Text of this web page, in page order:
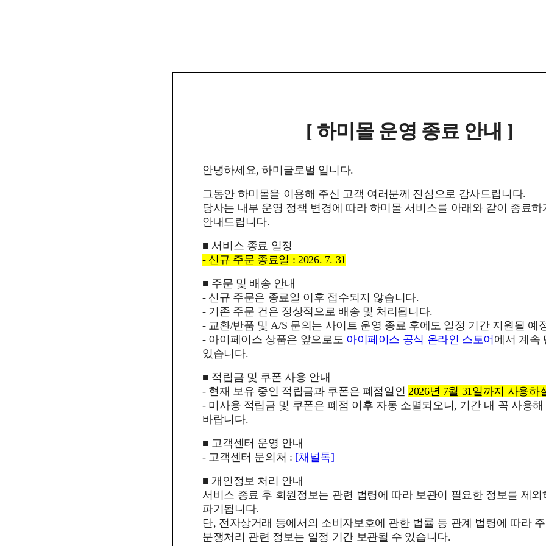
[ 하미몰 운영 종료 안내 ]
안녕하세요, 하미글로벌 입니다.
그동안 하미몰을 이용해 주신 고객 여러분께 진심으로 감사드립니다.
당사는 내부 운영 정책 변경에 따라 하미몰 서비스를 아래와 같이 종료하
안내드립니다.
■ 서비스 종료 일정
- 신규 주문 종료일 : 2026. 7. 31
■ 주문 및 배송 안내
- 신규 주문은 종료일 이후 접수되지 않습니다.
- 기존 주문 건은 정상적으로 배송 및 처리됩니다.
- 교환/반품 및 A/S 문의는 사이트 운영 종료 후에도 일정 기간 지원될 예
- 아이페이스 상품은 앞으로도 아이페이스 공식 온라인 스토어 에서 계속
있습니다.
■ 적립금 및 쿠폰 사용 안내
- 현재 보유 중인 적립금과 쿠폰은 폐점일인 2026년 7월 31일까지 사용하
- 미사용 적립금 및 쿠폰은 폐점 이후 자동 소멸되오니, 기간 내 꼭 사용해
바랍니다.
■ 고객센터 운영 안내
- 고객센터 문의처 : [채널톡]
■ 개인정보 처리 안내
서비스 종료 후 회원정보는 관련 법령에 따라 보관이 필요한 정보를 제외
파기됩니다.
단, 전자상거래 등에서의 소비자보호에 관한 법률 등 관계 법령에 따라
분쟁처리 관련 정보는 일정 기간 보관될 수 있습니다.